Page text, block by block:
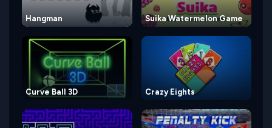
Hangman Suika Watermelon Game
Curve Ball 3D Crazy Eights